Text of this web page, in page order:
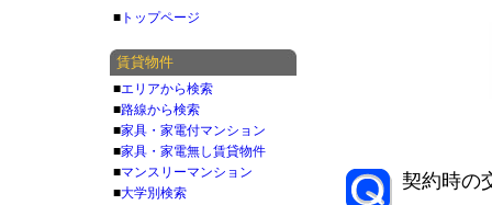
契約時の
■ トップページ
賃貸物件
■エリアから検索
■路線から検索
■家具・家電付マンション
■家具・家電無し賃貸物件
■マンスリーマンション
■大学別検索